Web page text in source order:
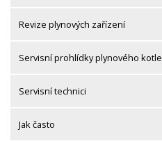
Revize plynových zařízení
Servisní prohlídky plynového kotle
Servisní technici
Jak často